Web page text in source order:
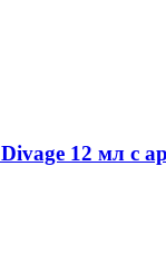
12 мл с